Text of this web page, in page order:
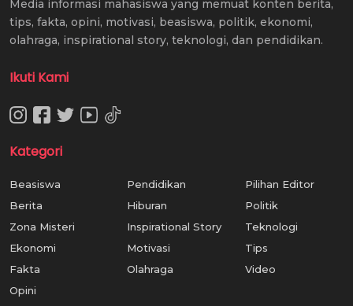
Media informasi mahasiswa yang memuat konten berita,
tips, fakta, opini, motivasi, beasiswa, politik, ekonomi,
olahraga, inspirational story, teknologi, dan pendidikan.
Ikuti Kami
Kategori
Beasiswa
Berita
Zona Misteri
Ekonomi
Fakta
Opini
Pendidikan
Hiburan
Inspirational Story
Motivasi
Olahraga
Pilihan Editor
Politik
Teknologi
Tips
Video